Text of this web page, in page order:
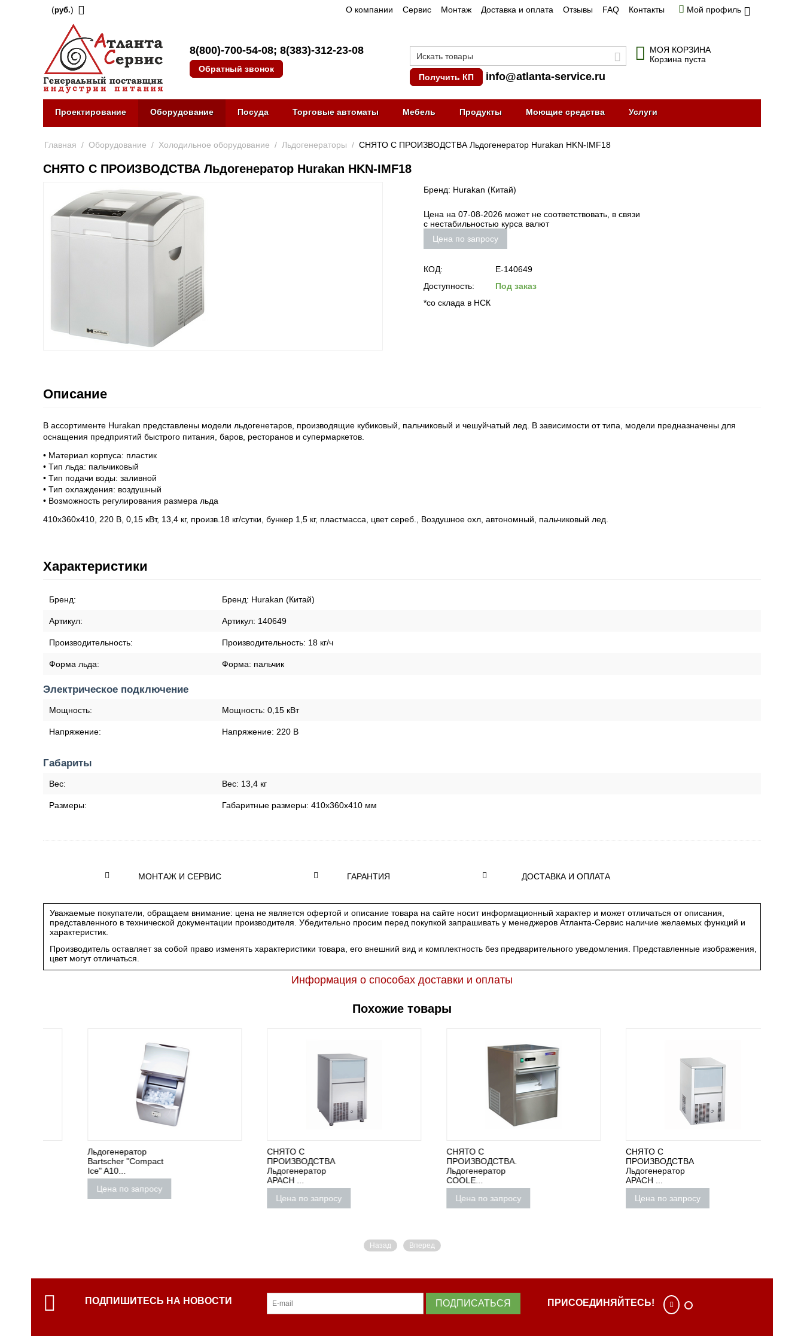
(руб.) О компании Сервис Монтаж Доставка и оплата Отзывы FAQ Контакты Мой профиль
8(800)-700-54-08; 8(383)-312-23-08
Обратный звонок
Получить КП
info@atlanta-service.ru
МОЯ КОРЗИНА
Корзина пуста
Проектирование Оборудование Посуда Торговые автоматы Мебель Продукты Моющие средства Услуги
Главная / Оборудование / Холодильное оборудование / Льдогенераторы / СНЯТО С ПРОИЗВОДСТВА Льдогенератор Hurakan HKN-IMF18
СНЯТО С ПРОИЗВОДСТВА Льдогенератор Hurakan HKN-IMF18
Бренд: Hurakan (Китай)
Цена на 07-08-2026 может не соответствовать, в связи
с нестабильностью курса валют
Цена по запросу
КОД:
E-140649
Доступность:
Под заказ
*со склада в НСК
Описание
В ассортименте Hurakan представлены модели льдогенетаров, производящие кубиковый, пальчиковый и чешуйчатый лед. В зависимости от типа, модели предназначены для
оснащения предприятий быстрого питания, баров, ресторанов и супермаркетов.
• Материал корпуса: пластик
• Тип льда: пальчиковый
• Тип подачи воды: заливной
• Тип охлаждения: воздушный
• Возможность регулирования размера льда
410х360х410, 220 В, 0,15 кВт, 13,4 кг, произв.18 кг/сутки, бункер 1,5 кг, пластмасса, цвет сереб., Воздушное охл, автономный, пальчиковый лед.
Характеристики
Бренд: Бренд: Hurakan (Китай)
Артикул: Артикул: 140649
Производительность: Производительность: 18 кг/ч
Форма льда: Форма: пальчик
Электрическое подключение
Мощность: Мощность: 0,15 кВт
Напряжение: Напряжение: 220 В
Габариты
Вес: Вес: 13,4 кг
Размеры: Габаритные размеры: 410х360х410 мм
МОНТАЖ И СЕРВИС ГАРАНТИЯ ДОСТАВКА И ОПЛАТА
Уважаемые покупатели, обращаем внимание: цена не является офертой и описание товара на сайте носит информационный характер и может отличаться от описания,
представленного в технической документации производителя. Убедительно просим перед покупкой запрашивать у менеджеров Атланта-Сервис наличие желаемых функций и
характеристик.
Производитель оставляет за собой право изменять характеристики товара, его внешний вид и комплектность без предварительного уведомления. Представленные изображения,
цвет могут отличаться.
Информация о способах доставки и оплаты
Похожие товары
Льдогенератор
Bartscher "Compact
Ice" A10...
Цена по запросу
СНЯТО С
ПРОИЗВОДСТВА
Льдогенератор
APACH ...
Цена по запросу
СНЯТО С
ПРОИЗВОДСТВА.
Льдогенератор
COOLE...
Цена по запросу
СНЯТО С
ПРОИЗВОДСТВА
Льдогенератор
APACH ...
Цена по запросу
Назад Вперед
ПОДПИШИТЕСЬ НА НОВОСТИ ПОДПИСАТЬСЯ ПРИСОЕДИНЯЙТЕСЬ!